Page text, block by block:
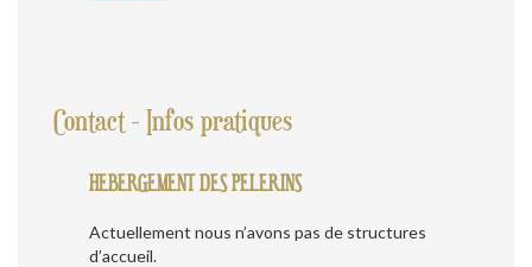
Contact - Infos pratiques
HEBERGEMENT DES PELERINS
Actuellement nous n’avons pas de structures
d’accueil.